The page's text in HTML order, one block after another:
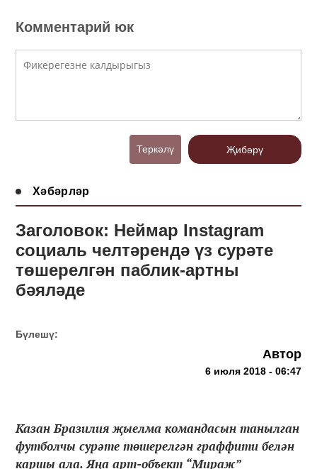
Комментарий юк
Теркәлү Җибәрү
Хәбәрләр
Заголовок: Неймар Instagram
социаль челтәрендә үз сурәте
төшерелгән паблик-артны
бәяләде
Бүлешү:
Автор
6 июля 2018 - 06:47
Казан Бразилия җыелма командасын танылган
футболчы сурәте төшерелгән граффити белән
каршы ала. Яңа арт-объект “Мираж”